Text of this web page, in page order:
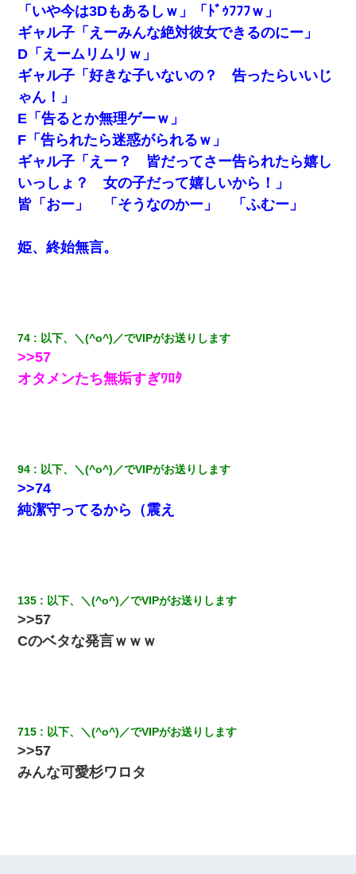
「いや今は3Dもあるしｗ」「ﾄﾞｩﾌﾌﾌｗ」
ギャル子「えーみんな絶対彼女できるのにー」
D「えームリムリｗ」
ギャル子「好きな子いないの？ 告ったらいいじ
ゃん！」
E「告るとか無理ゲーｗ」
F「告られたら迷惑がられるｗ」
ギャル子「えー？ 皆だってさー告られたら嬉し
いっしょ？ 女の子だって嬉しいから！」
皆「おー」 「そうなのかー」 「ふむー」
姫、終始無言。
74 以下、＼(^o^)／でVIPがお送りします
>>57
オタメンたち無垢すぎﾜﾛﾀ
94 以下、＼(^o^)／でVIPがお送りします
>>74
純潔守ってるから（震え
135 以下、＼(^o^)／でVIPがお送りします
>>57
Cのベタな発言ｗｗｗ
715 以下、＼(^o^)／でVIPがお送りします
>>57
みんな可愛杉ワロタ